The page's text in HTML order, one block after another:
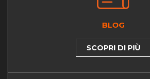
BLOG
SCOPRI DI PIÙ